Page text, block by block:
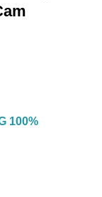
100%